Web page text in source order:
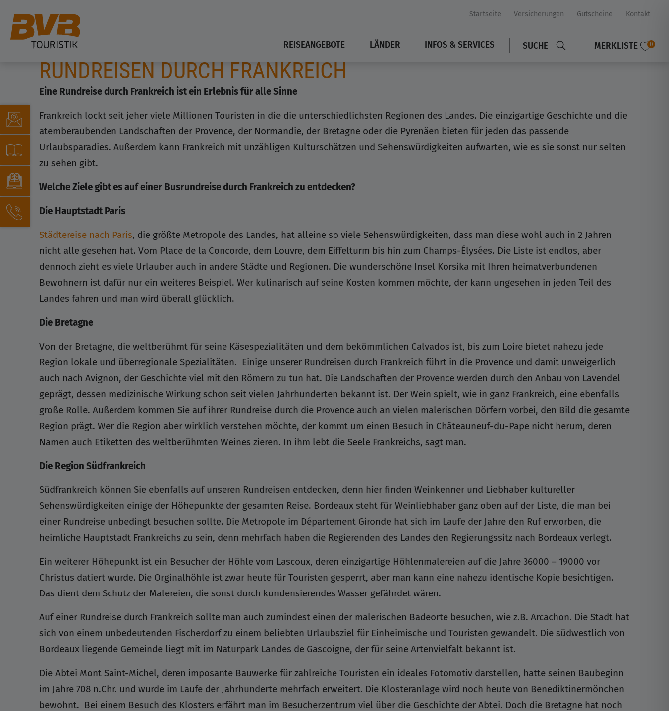
Startseite Versicherungen Gutscheine Kontakt
REISEANGEBOTE LÄNDER INFOS & SERVICES SUCHE MERKLISTE 0
RUNDREISEN DURCH FRANKREICH
Eine Rundreise durch Frankreich ist ein Erlebnis für alle Sinne
Frankreich lockt seit jeher viele Millionen Touristen in die die unterschiedlichsten Regionen des Landes. Die einzigartige Geschichte und die
atemberaubenden Landschaften der Provence, der Normandie, der Bretagne oder die Pyrenäen bieten für jeden das passende
Urlaubsparadies. Außerdem kann Frankreich mit unzähligen Kulturschätzen und Sehenswürdigkeiten aufwarten, wie es sie sonst nur selten
zu sehen gibt.
Welche Ziele gibt es auf einer Busrundreise durch Frankreich zu entdecken?
Die Hauptstadt Paris
Städtereise nach Paris, die größte Metropole des Landes, hat alleine so viele Sehenswürdigkeiten, dass man diese wohl auch in 2 Jahren
nicht alle gesehen hat. Vom Place de la Concorde, dem Louvre, dem Eiffelturm bis hin zum Champs-Élysées. Die Liste ist endlos, aber
dennoch zieht es viele Urlauber auch in andere Städte und Regionen. Die wunderschöne Insel Korsika mit Ihren heimatverbundenen
Bewohnern ist dafür nur ein weiteres Beispiel. Wer kulinarisch auf seine Kosten kommen möchte, der kann ungesehen in jeden Teil des
Landes fahren und man wird überall glücklich.
Die Bretagne
Von der Bretagne, die weltberühmt für seine Käsespezialitäten und dem bekömmlichen Calvados ist, bis zum Loire bietet nahezu jede
Region lokale und überregionale Spezialitäten. Einige unserer Rundreisen durch Frankreich führt in die Provence und damit unweigerlich
auch nach Avignon, der Geschichte viel mit den Römern zu tun hat. Die Landschaften der Provence werden durch den Anbau von Lavendel
geprägt, dessen medizinische Wirkung schon seit vielen Jahrhunderten bekannt ist. Der Wein spielt, wie in ganz Frankreich, eine ebenfalls
große Rolle. Außerdem kommen Sie auf ihrer Rundreise durch die Provence auch an vielen malerischen Dörfern vorbei, den Bild die gesamte
Region prägt. Wer die Region aber wirklich verstehen möchte, der kommt um einen Besuch in Châteauneuf-du-Pape nicht herum, deren
Namen auch Etiketten des weltberühmten Weines zieren. In ihm lebt die Seele Frankreichs, sagt man.
Die Region Südfrankreich
Südfrankreich können Sie ebenfalls auf unseren Rundreisen entdecken, denn hier finden Weinkenner und Liebhaber kultureller
Sehenswürdigkeiten einige der Höhepunkte der gesamten Reise. Bordeaux steht für Weinliebhaber ganz oben auf der Liste, die man bei
einer Rundreise unbedingt besuchen sollte. Die Metropole im Département Gironde hat sich im Laufe der Jahre den Ruf erworben, die
heimliche Hauptstadt Frankreichs zu sein, denn mehrfach haben die Regierenden des Landes den Regierungssitz nach Bordeaux verlegt.
Ein weiterer Höhepunkt ist ein Besucher der Höhle vom Lascoux, deren einzigartige Höhlenmalereien auf die Jahre 36000 – 19000 vor
Christus datiert wurde. Die Orginalhöhle ist zwar heute für Touristen gesperrt, aber man kann eine nahezu identische Kopie besichtigen.
Das dient dem Schutz der Malereien, die sonst durch kondensierendes Wasser gefährdet wären.
Auf einer Rundreise durch Frankreich sollte man auch zumindest einen der malerischen Badeorte besuchen, wie z.B. Arcachon. Die Stadt hat
sich von einem unbedeutenden Fischerdorf zu einem beliebten Urlaubsziel für Einheimische und Touristen gewandelt. Die südwestlich von
Bordeaux liegende Gemeinde liegt mit im Naturpark Landes de Gascoigne, der für seine Artenvielfalt bekannt ist.
Die Abtei Mont Saint-Michel, deren imposante Bauwerke für zahlreiche Touristen ein ideales Fotomotiv darstellen, hatte seinen Baubeginn
im Jahre 708 n.Chr. und wurde im Laufe der Jahrhunderte mehrfach erweitert. Die Klosteranlage wird noch heute von Benediktinermönchen
bewohnt. Bei einem Besuch des Klosters erfährt man im Besucherzentrum viel über die Geschichte der Abtei. Doch die Bretagne hat noch